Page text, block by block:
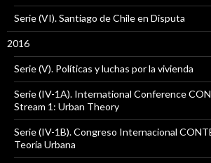
Serie (VI). Santiago de Chile en Disputa
2016
Serie (V). Políticas y luchas por la vivienda
Serie (IV-1A). International Conference
Stream 1: Urban Theory
Serie (IV-1B). Congreso Internacional
Teoría Urbana